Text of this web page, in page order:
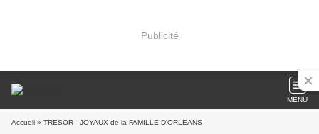
Publicité
MENU
Accueil » TRESOR - JOYAUX de la FAMILLE D'ORLEANS